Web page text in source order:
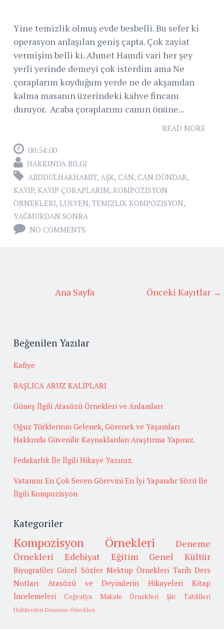
Yine temizlik olmuş evde besbelli. Bu sefer ki
operasyon anlaşılan geniş çapta. Çok zayiat
vermişim belli ki. Ahmet Hamdi vari her şey
yerli yerinde demeyi çok isterdim ama Ne
çoraplarım koyduğum yerde ne de akşamdan
kalma masanın üzerindeki kahve fincanı
duruyor. Acaba çoraplarımı camın önüne...
READ MORE
00:54:00
HAKKINDA BILGI
ABDDÜLHAKHAMIT, AŞK, CAN, CAN DÜNDAR,
KAYIP, KAYIP ÇORAPLARIM, KOMPOZISYON
ÖRNEKLERI, LÜSYEN, TEMIZLIK KOMPOZISYON,
YAĞMURDAN SONRA
NO COMMENTS
Önceki Kayıtlar →
Ana Sayfa
Beğenilen Yazılar
Kafiye
BAŞLICA ARUZ KALIPLARI
Güneş İlgili Atasözü Örnekleri ve Anlamları
Oğuz Türklerinin Gelenek, Görenek ve Yaşamları
Hakkında Güvenilir Kaynaklardan Araştırma Yapınız.
Fedakarlık İle İlgili Hikaye Yazınız.
Vatanını En Çok Seven Görevini En İyi Yapandır Sözü İle
İlgili Kompozisyon
Kategoriler
Kompozisyon Örnekleri
Deneme
Örnekleri
Edebiyat Eğitim Genel Kültür
Biyografiler Güzel Sözler Mektup Örnekleri Tarih Ders
Notları
Atasözü ve Deyimlerin Hikayeleri
Kitap
İncelemeleri
Coğrafya Makale Örnekleri Şiir Tahlilleri
Ünlülerden Deneme Örnekleri